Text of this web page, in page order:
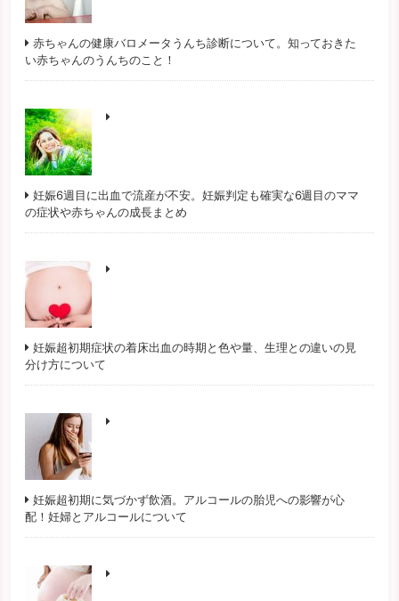
赤ちゃんの健康バロメータうんち診断について。知っておきた
い赤ちゃんのうんちのこと！
妊娠6週目に出血で流産が不安。妊娠判定も確実な6週目のママ
の症状や赤ちゃんの成長まとめ
妊娠超初期症状の着床出血の時期と色や量、生理との違いの見
分け方について
妊娠超初期に気づかず飲酒。アルコールの胎児への影響が心
配！妊婦とアルコールについて